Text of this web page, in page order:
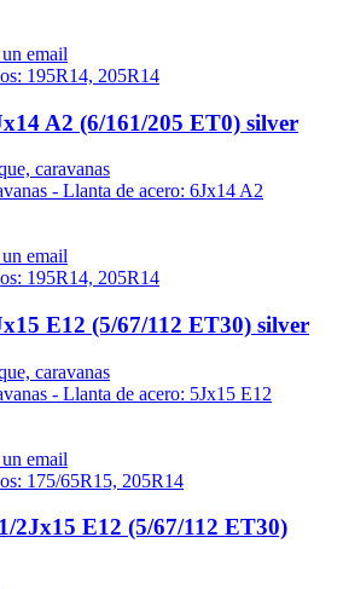
195R14, 205R14
A2 (6/161/205 ET0) silver
caravanas
195R14, 205R14
E12 (5/67/112 ET30) silver
caravanas
175/65R15, 205R14
2Jx15 E12 (5/67/112 ET30)